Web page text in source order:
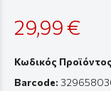
29,99 €
Κωδικός
Barcode: